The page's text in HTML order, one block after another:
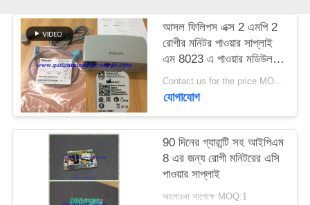
একটি
উদ্ধৃতি
অনুরোধ
করুন
NEWS
আসল ফিলিপস এক্স 2 এমপি 2
রোগীর মনিটর পাওয়ার সাপ্লাই
এম 8023 এ পাওয়ার মডিউল
তারগুলি সহ
Contact us for the price MOQ:1
যোগাযোগ
90 দিনের গ্যারান্টি সহ আইপিএম
8 এর জন্য রোগী মনিটরের এসি
পাওয়ার সাপ্লাই
আলোচনা সাপেক্ষে MOQ:1